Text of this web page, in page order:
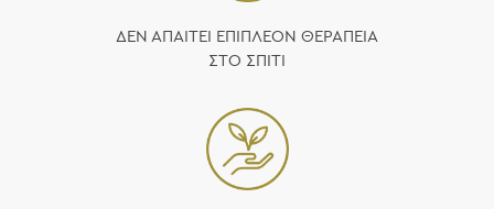
ΔΕΝ ΑΠΑΙΤΕΙ ΕΠΙΠΛΕΟΝ ΘΕΡΑΠΕΙΑ
ΣΤΟ ΣΠΙΤΙ